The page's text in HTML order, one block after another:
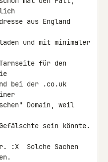
aus England
und mit minimaler
für den
bei der .co.uk
Domain, weil
sein könnte.
:X  Solche Sachen